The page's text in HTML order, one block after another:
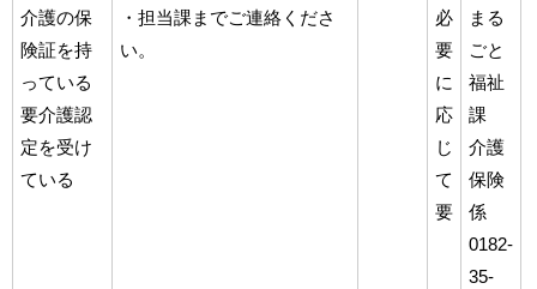
介護の保
険証を持
っている
要介護認
定を受け
ている
・担当課までご連絡くださ
い。
必
要
に
応
じ
て
要
まる
ごと
福祉
課
介護
保険
係
0182-
35-